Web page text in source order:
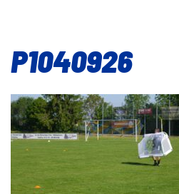
P1040926